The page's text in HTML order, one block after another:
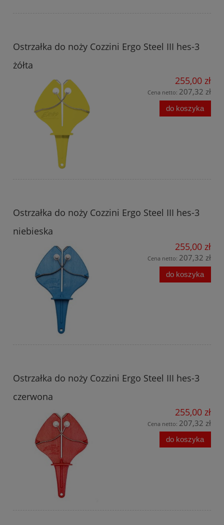
Ostrzałka do noży Cozzini Ergo Steel III hes-3
żółta
255,00 zł
Cena netto: 207,32 zł
do koszyka
Ostrzałka do noży Cozzini Ergo Steel III hes-3
niebieska
255,00 zł
Cena netto: 207,32 zł
do koszyka
Ostrzałka do noży Cozzini Ergo Steel III hes-3
czerwona
255,00 zł
Cena netto: 207,32 zł
do koszyka